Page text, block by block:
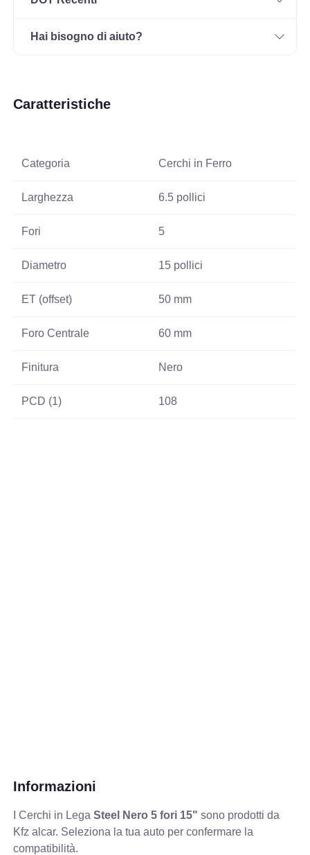
Hai bisogno di aiuto?
Caratteristiche
Categoria Cerchi in Ferro
Larghezza 6.5 pollici
Fori 5
Diametro 15 pollici
ET (offset) 50 mm
Foro Centrale 60 mm
Finitura Nero
PCD (1) 108
Informazioni
I Cerchi in LegaSteel Nero 5 fori 15" sono prodotti da
Kfz alcar. Seleziona la tua auto per confermare la
compatibilità.